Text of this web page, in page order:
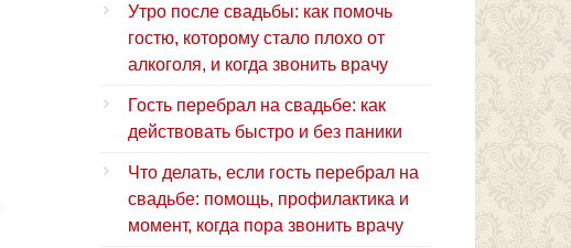
Утро после свадьбы: как помочь
гостю, которому стало плохо от
алкоголя, и когда звонить врачу
Гость перебрал на свадьбе: как
действовать быстро и без паники
Что делать, если гость перебрал на
свадьбе: помощь, профилактика и
момент, когда пора звонить врачу